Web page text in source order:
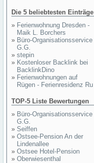
Die 5 beliebtesten Einträge
» Ferienwohnung Dresden -
Maik L. Borchers
» Büro-Organisationsservice
G.G.
» stepin
» Kostenloser Backlink bei
BacklinkDino
» Ferienwohnungen auf
Rügen - Ferienresidenz Ru
TOP-5 Liste Bewertungen
» Büro-Organisationsservice
G.G.
» Seiffen
» Ostsee-Pension An der
Lindenallee
» Ostsee Hotel-Pension
» Oberwiesenthal